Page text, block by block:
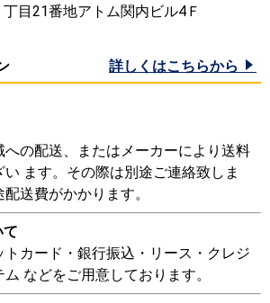
丁目21番地アトム関内ビル4Ｆ
詳しくはこちらから
の配送、またはメーカーにより送料
ます。その際は別途ご連絡致しま
送費がかかります。
カード・銀行振込・リース・クレジ
などをご用意しております。